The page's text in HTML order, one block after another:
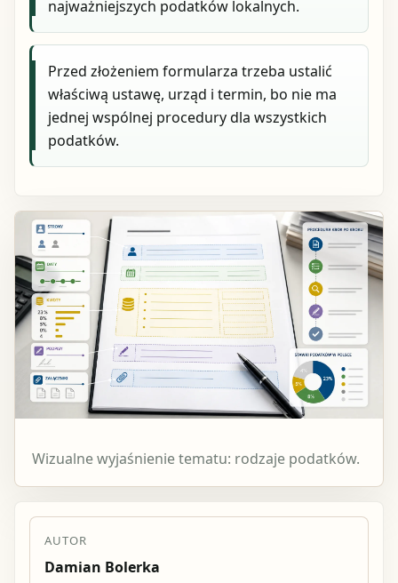
najważniejszych podatków lokalnych.
Przed złożeniem formularza trzeba ustalić
właściwą ustawę, urząd i termin, bo nie ma
jednej wspólnej procedury dla wszystkich
podatków.
Wizualne wyjaśnienie tematu: rodzaje podatków.
AUTOR
Damian Bolerka